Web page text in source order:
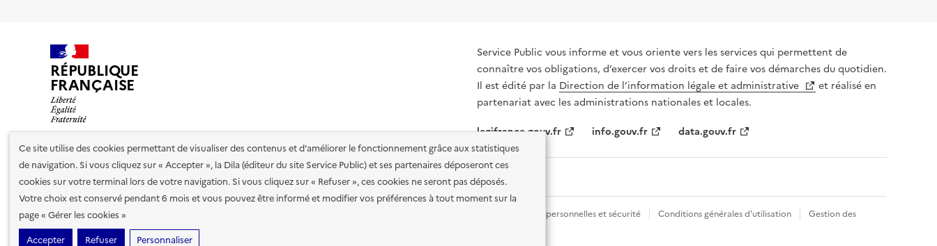
Ce site utilise des cookies permettant de visualiser des contenus et d'améliorer le fonctionnement grâce aux statistiques
de navigation. Si vous cliquez sur « Accepter », la Dila (éditeur du site Service Public) et ses partenaires déposeront ces
cookies sur votre terminal lors de votre navigation. Si vous cliquez sur « Refuser », ces cookies ne seront pas déposés.
Votre choix est conservé pendant 6 mois et vous pouvez être informé et modifier vos préférences à tout moment sur la
page « Gérer les cookies »
Accepter
Refuser Personnaliser
RÉPUBLIQUE
FRANÇAISE
Service Public vous informe et vous oriente vers les services qui permettent de
connaître vos obligations, d’exercer vos droits et de faire vos démarches du quotidien.
Il est édité par la Direction de l’information légale et administrative
et réalisé en
partenariat avec les administrations nationales et locales.
legifrance.gouv.fr
info.gouv.fr data.gouv.fr
Nos partenaires
Plan du site Accessibilité : totalement conforme Données personnelles et sécurité Conditions générales d'utilisation
Gestion des
cookies